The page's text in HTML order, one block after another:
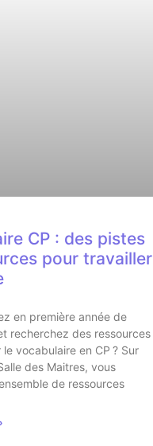
CP : des pistes
pour travailler
en première année de
recherchez des ressources
vocabulaire en CP ? Sur
des Maitres, vous
de ressources